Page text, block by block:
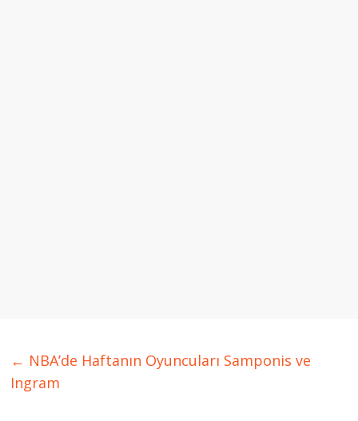
← NBA’de Haftanın Oyuncuları Samponis ve
Ingram